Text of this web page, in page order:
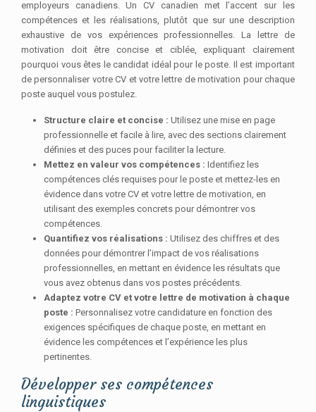
employeurs canadiens. Un CV canadien met l’accent sur les
compétences et les réalisations, plutôt que sur une description
exhaustive de vos expériences professionnelles. La lettre de
motivation doit être concise et ciblée, expliquant clairement
pourquoi vous êtes le candidat idéal pour le poste. Il est important
de personnaliser votre CV et votre lettre de motivation pour chaque
poste auquel vous postulez.
Structure claire et concise : Utilisez une mise en page
professionnelle et facile à lire, avec des sections clairement
définies et des puces pour faciliter la lecture.
Mettez en valeur vos compétences : Identifiez les
compétences clés requises pour le poste et mettez-les en
évidence dans votre CV et votre lettre de motivation, en
utilisant des exemples concrets pour démontrer vos
compétences.
Quantifiez vos réalisations : Utilisez des chiffres et des
données pour démontrer l’impact de vos réalisations
professionnelles, en mettant en évidence les résultats que
vous avez obtenus dans vos postes précédents.
Adaptez votre CV et votre lettre de motivation à chaque
poste : Personnalisez votre candidature en fonction des
exigences spécifiques de chaque poste, en mettant en
évidence les compétences et l’expérience les plus
pertinentes.
Développer ses compétences
linguistiques